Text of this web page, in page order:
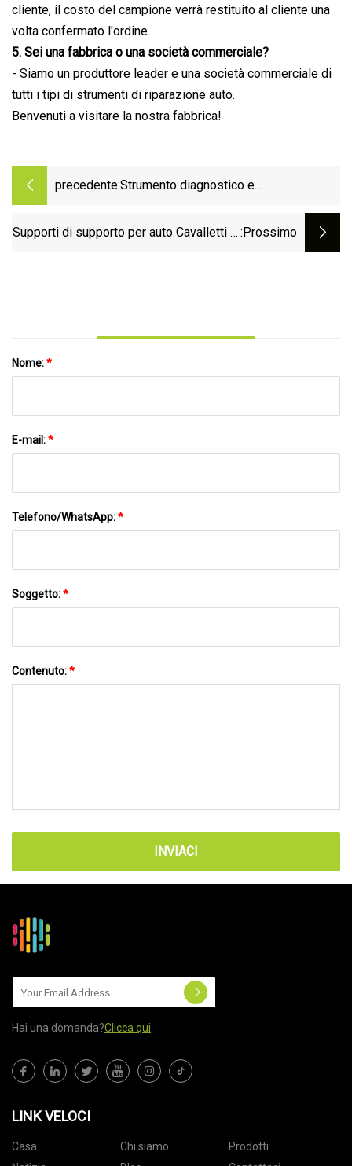
cliente, il costo del campione verrà restituito al cliente una
volta confermato l'ordine.
5. Sei una fabbrica o una società commerciale?
- Siamo un produttore leader e una società commerciale di
tutti i tipi di strumenti di riparazione auto.
Benvenuti a visitare la nostra fabbrica!
precedente:Strumento diagnostico e
motociclette Obdstar Iscan Harley
Supporti di supporto per auto Cavalletti di :Prossimo
Nome:*
E-mail:*
Telefono/WhatsApp:*
Soggetto:*
Contenuto:*
INVIACI
Hai una domanda?Clicca qui
LINK VELOCI
Casa Chi siamo
Prodotti